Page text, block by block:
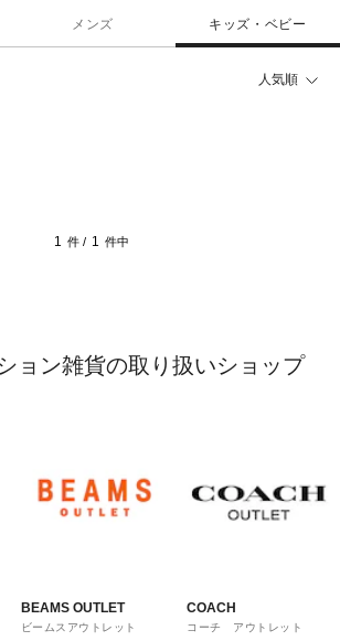
メンズ キッズ・ベビー
人気順
1 件 / 1 件中
ョン雑貨の取り扱いショップ
BEAMS OUTLET
ビームスアウトレット
COACH
コーチ アウトレット